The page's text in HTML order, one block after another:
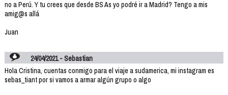
no a Perú. Y tu crees que desde BS As yo podré ir a Madrid? Tengo a mis
amig@s allá
Juan
24/04/2021 - Sebastian
Hola Cristina, cuentas conmigo para el viaje a sudamerica, mi instagram es
sebas_tiant por si vamos a armar algún grupo o algo